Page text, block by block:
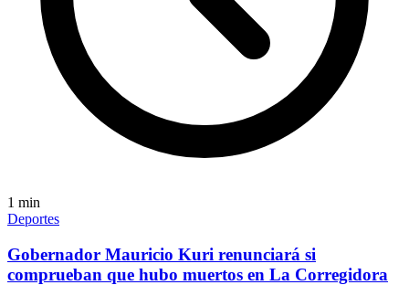
1 min
Deportes
Gobernador Mauricio Kuri renunciará si
comprueban que hubo muertos en La Corregidora